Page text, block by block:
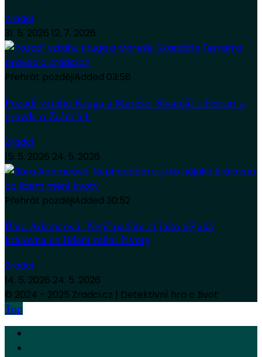
Zradci
31. 5. 2026 12. 7. 2026
Přehrát pozdějiAdded 03:58
Pozadí vztahu Kruga a Mareše. Skandál s Ferrari a
pravda o Zrádcích
Zradci
15. 5. 2026 24. 5. 2026
Přehrát pozdějiAdded 30:52
Bára Adamcová: Nepřipadám si jako nějaká
královna co lidem mění životy
Zradci
14. 5. 2026 24. 5. 2026
© 2024 - 2025 Zradci.cz | Detektivní hra o život
Top